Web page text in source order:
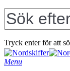
Skip
to
main
Tryck enter för att
Close
Search
search
Menu